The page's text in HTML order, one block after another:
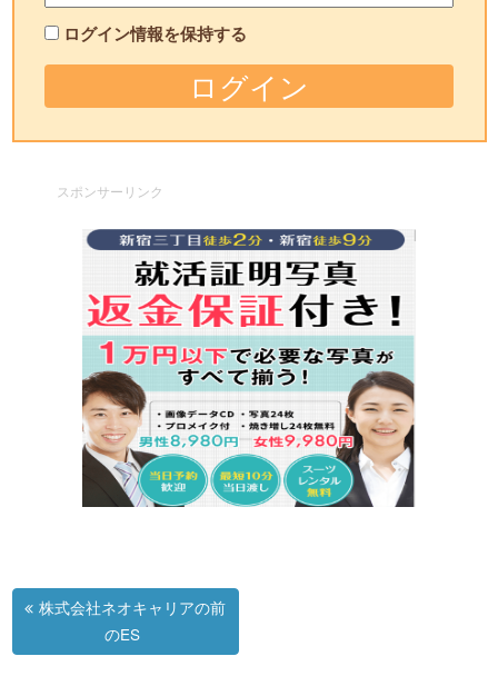
ログイン情報を保持する
スポンサーリンク
株式会社ネオキャリアの前
のES